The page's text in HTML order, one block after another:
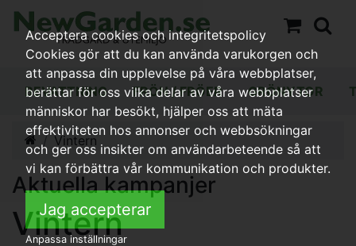
BEVATTNING FRÖN / FRÖER GRÖNYTOR
Vintern
Aktuella kampanjer
Vintern
Acceptera cookies och integritetspolicy
Cookies gör att du kan använda varukorgen och
att anpassa din upplevelse på våra webbplatser,
berättar för oss vilka delar av våra webbplatser
människor har besökt, hjälper oss att mäta
effektiviteten hos annonser och webbsökningar
och ger oss insikter om användarbeteende så att
vi kan förbättra vår kommunikation och produkter.
Jag accepterar
Anpassa inställningar